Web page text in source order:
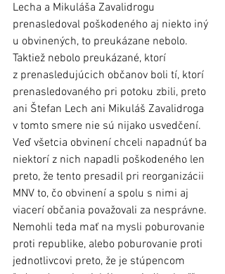
Lecha a Mikuláša Zavalidrogu
prenasledoval poškodeného aj niekto iný
u obvinených, to preukázane nebolo.
Taktiež nebolo preukázané, ktorí
z prenasledujúcich občanov boli tí, ktorí
prenasledovaného pri potoku zbili, preto
ani Štefan Lech ani Mikuláš Zavalidroga
v tomto smere nie sú nijako usvedčení.
Veď všetcia obvinení chceli napadnúť ba
niektorí z nich napadli poškodeného len
preto, že tento presadil pri reorganizácii
MNV to, čo obvinení a spolu s nimi aj
viacerí občania považovali za nesprávne.
Nemohli teda mať na mysli poburovanie
proti republike, alebo poburovanie proti
jednotlivcovi preto, že je stúpencom